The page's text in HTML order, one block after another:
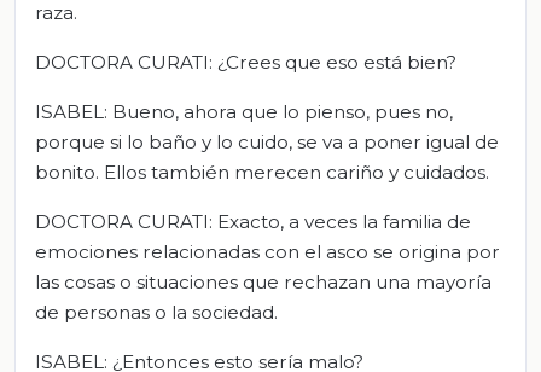
raza.
DOCTORA CURATI: ¿Crees que eso está bien?
ISABEL: Bueno, ahora que lo pienso, pues no,
porque si lo baño y lo cuido, se va a poner igual de
bonito. Ellos también merecen cariño y cuidados.
DOCTORA CURATI: Exacto, a veces la familia de
emociones relacionadas con el asco se origina por
las cosas o situaciones que rechazan una mayoría
de personas o la sociedad.
ISABEL: ¿Entonces esto sería malo?